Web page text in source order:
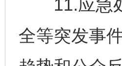
11.应急处
全等突发事